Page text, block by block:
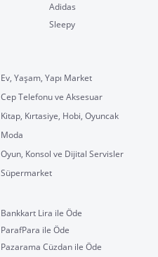
Adidas
Sleepy
Ev, Yaşam, Yapı Market
Cep Telefonu ve Aksesuar
Kitap, Kırtasiye, Hobi, Oyuncak
Moda
Oyun, Konsol ve Dijital Servisler
Süpermarket
Bankkart Lira ile Öde
ParafPara ile Öde
Pazarama Cüzdan ile Öde